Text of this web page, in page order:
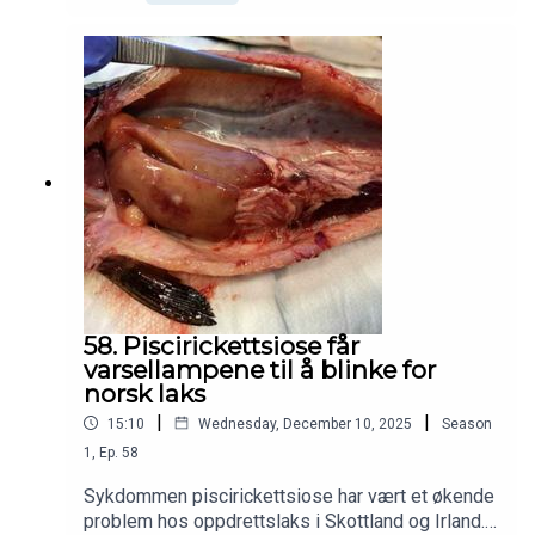
villreinflokken på Nordfjella, sone 1, som ble tatt
fotfeste her i landet.Skrantesjuke er en vanskelig
og krevende sykdom og fetter til samme sykdom
hos sau, der man ikke har svaret på det
spørsmålet selv etter noen hundre år. Men,
gjennom de 10 årene med skrantesjuke her i
Norge har det blitt utviklet kunnskap som gir en
mulig forklaring. Antall prøver som
Veterinærinstituttet har undersøkt for
skrantesjuke er nå 200 000. Hva har vi lært, og
hvor står vi nå?Dette er temaet i denne episoden
av VETpodden. Gjestene i studio er CWD-
koordinator ved Veterinærinstituttet, Jørn Våge,
og seniorforsker Sylvie Benestad, ansvarlig for
TSE-diagnostikk (transmissible spongiforme
encefalopatier) og prionforsker.
58. Piscirickettsiose får
varsellampene til å blinke for
norsk laks
15:10 | Wednesday, December 10, 2025 |
Season
1
Ep. 58
Sykdommen piscirickettsiose har vært et økende
problem hos oppdrettslaks i Skottland og Irland.